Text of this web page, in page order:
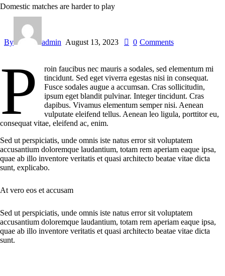
Domestic matches are harder to play
By admin August 13, 2023 0 Comments
P
roin faucibus nec mauris a sodales, sed elementum mi
tincidunt. Sed eget viverra egestas nisi in consequat.
Fusce sodales augue a accumsan. Cras sollicitudin,
ipsum eget blandit pulvinar. Integer tincidunt. Cras
dapibus. Vivamus elementum semper nisi. Aenean
vulputate eleifend tellus. Aenean leo ligula, porttitor eu,
consequat vitae, eleifend ac, enim.
Sed ut perspiciatis, unde omnis iste natus error sit voluptatem
accusantium doloremque laudantium, totam rem aperiam eaque ipsa,
quae ab illo inventore veritatis et quasi architecto beatae vitae dicta
sunt, explicabo.
At vero eos et accusam
Sed ut perspiciatis, unde omnis iste natus error sit voluptatem
accusantium doloremque laudantium, totam rem aperiam eaque ipsa,
quae ab illo inventore veritatis et quasi architecto beatae vitae dicta
sunt.